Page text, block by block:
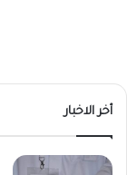
أخر الاخبار